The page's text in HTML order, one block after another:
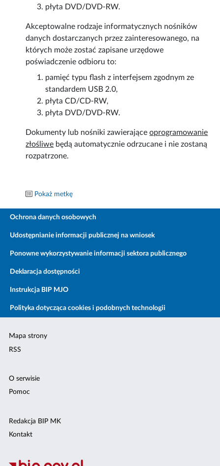
płyta DVD/DVD-RW.
Akceptowalne rodzaje informatycznych nośników
danych dostarczanych przez zainteresowanego, na
których może zostać zapisane urzędowe
poświadczenie odbioru to:
pamięć typu flash z interfejsem zgodnym ze
standardem USB 2.0,
płyta CD/CD-RW,
płyta DVD/DVD-RW.
Dokumenty lub nośniki zawierająceoprogramowanie
złośliwe będą automatycznie odrzucane i nie zostaną
rozpatrzone.
Pokaż metkę
Ochrona danych osobowych
Udostępnianie informacji publicznej na wniosek
Ponowne wykorzystywanie informacji sektora publicznego
Deklaracja dostępności
Instrukcja BIP MJO
Polityka dotycząca cookies i podobnych technologii
Mapa strony
RSS
O serwisie
Pomoc
Redakcja BIP MK
Kontakt